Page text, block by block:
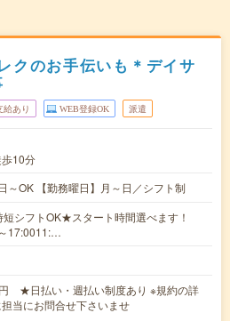
クのお手伝いも＊デイサ
給あり WEB登録OK 派遣
10分
～OK 【勤務曜日】月～日／シフト制
シフトOK★スタート時間選べます！
17:0011:…
★日払い・週払い制度あり ※規約の詳
当にお問合せ下さいませ